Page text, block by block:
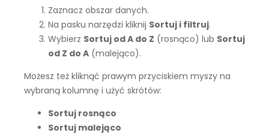
Zaznacz obszar danych.
Na pasku narzędzi kliknij Sortuj i filtruj.
Wybierz Sortuj od A do Z (rosnąco) lub Sortuj
od Z do A (malejąco).
Możesz też kliknąć prawym przyciskiem myszy na
wybraną kolumnę i użyć skrótów:
Sortuj rosnąco
Sortuj malejąco